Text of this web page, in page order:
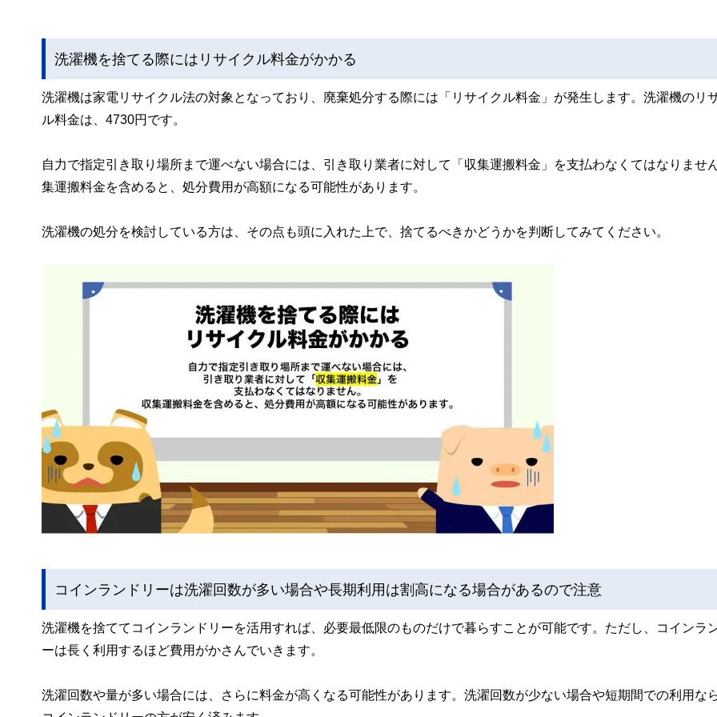
洗濯機を捨てる際にはリサイクル料金がかかる
洗濯機は家電リサイクル法の対象となっており、廃棄処分する際には「リサイクル料金」が発生します。洗濯機のリ
ル料金は、4730円です。
自力で指定引き取り場所まで運べない場合には、引き取り業者に対して「収集運搬料金」を支払わなくてはなりませ
集運搬料金を含めると、処分費用が高額になる可能性があります。
洗濯機の処分を検討している方は、その点も頭に入れた上で、捨てるべきかどうかを判断してみてください。
コインランドリーは洗濯回数が多い場合や長期利用は割高になる場合があるので注意
洗濯機を捨ててコインランドリーを活用すれば、必要最低限のものだけで暮らすことが可能です。ただし、コインラ
ーは長く利用するほど費用がかさんでいきます。
洗濯回数や量が多い場合には、さらに料金が高くなる可能性があります。洗濯回数が少ない場合や短期間での利用なら